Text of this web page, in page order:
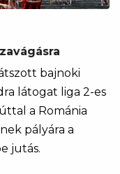
bajnoki
látogat liga 2-es
a Románia
pályára a
jutás.